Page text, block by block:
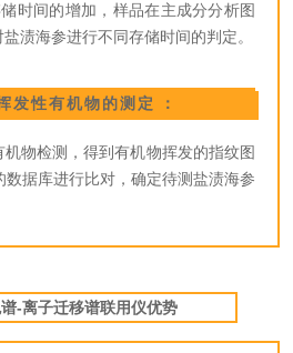
储时间的增加，样品在主成分分析图
渍海参进行不同存储时间的判定。
性有机物的测定：
物检测，得到有机物挥发的指纹图
数据库进行比对，确定待测盐渍海参
-离子迁移谱联用仪优势